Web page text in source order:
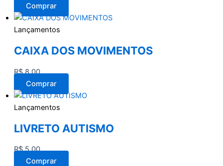
Comprar
Lançamentos
CAIXA DOS MOVIMENTOS
R$8,00
Comprar
Lançamentos
LIVRETO AUTISMO
R$5,00
Comprar